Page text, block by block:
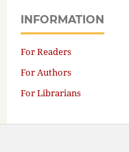
INFORMATION
For Readers
For Authors
For Librarians